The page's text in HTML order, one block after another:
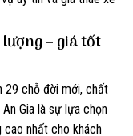
– giá tốt
29 chỗ đời mới, chất
Gia là sự lựa chọn
cao nhất cho khách